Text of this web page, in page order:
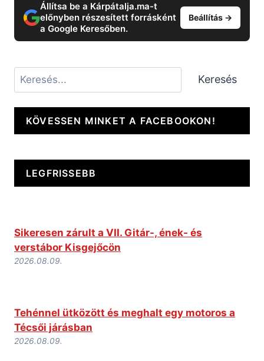
Állítsa be a Kárpátalja.ma-t
előnyben részesített forrásként
a Google Keresőben.
Beállítás →
Keresés Keresés
KÖVESSEN MINKET A FACEBOOKON!
LEGFRISSEBB
Sikeresen zárult a VII. Gitár-, ének- és
verstábor Kisgejőcön
2026.08.09.
Tehénnel ütközött és meghalt egy motoros a
Técsői járásban
2026.08.09.